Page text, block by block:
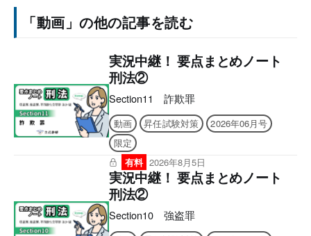
「動画」の他の記事を読む
実況中継！ 要点まとめノート
刑法②
Section11 詐欺罪
動画 昇任試験対策
2026年06月号
限定
有料 2026年8月5日
実況中継！ 要点まとめノート
刑法②
Section10 強盗罪